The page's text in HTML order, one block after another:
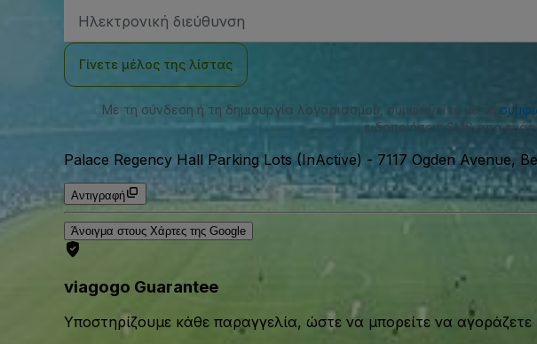
Email
Γίνετε μέλος της λίστας
Με τη σύνδεση ή τη δημιουργία λογαριασμού, συμφωνείτε με τη
ειδοποιήσεις SMS από
Palace Regency Hall Parking Lots (InActive) - 7117 Ogden Avenue,
Αντιγραφή
Άνοιγμα στους Χάρτες της Google
viagogo Guarantee
Υποστηρίζουμε κάθε παραγγελία, ώστε να μπορείτε να αγοράζετε